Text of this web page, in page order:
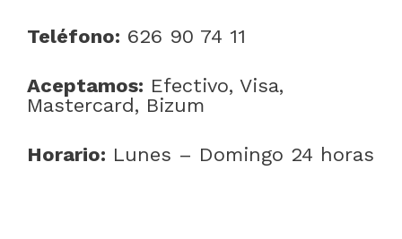
Teléfono: 626 90 74 11
Aceptamos: Efectivo, Visa,
Mastercard, Bizum
Horario: Lunes – Domingo 24 horas